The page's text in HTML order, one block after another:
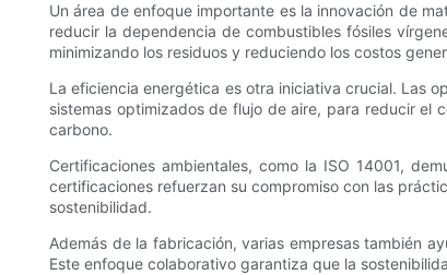
Un área de enfoque importante es la innovación de
reducir la dependencia de combustibles fósiles
minimizando los residuos y reduciendo los costos
La eficiencia energética es otra iniciativa crucial. Las
sistemas optimizados de flujo de aire, para reducir el
carbono.
Certificaciones ambientales, como la ISO 14001,
certificaciones refuerzan su compromiso con las
sostenibilidad.
Además de la fabricación, varias empresas también
Este enfoque colaborativo garantiza que la